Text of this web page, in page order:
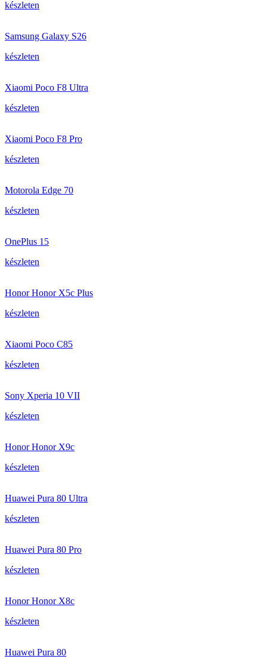
készleten
Samsung Galaxy S26
készleten
Xiaomi Poco F8 Ultra
készleten
Xiaomi Poco F8 Pro
készleten
Motorola Edge 70
készleten
OnePlus 15
készleten
Honor Honor X5c Plus
készleten
Xiaomi Poco C85
készleten
Sony Xperia 10 VII
készleten
Honor Honor X9c
készleten
Huawei Pura 80 Ultra
készleten
Huawei Pura 80 Pro
készleten
Honor Honor X8c
készleten
Huawei Pura 80